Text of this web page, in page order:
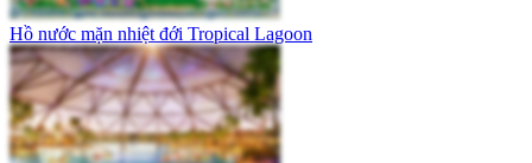
Hồ nước mặn nhiệt đới Tropical Lagoon